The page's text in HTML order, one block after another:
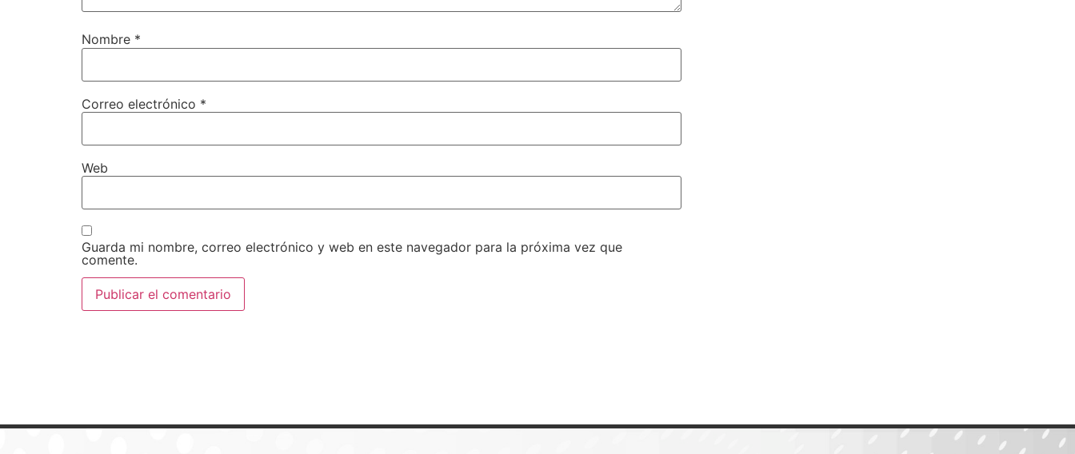
Nombre *
Correo electrónico *
Web
Guarda mi nombre, correo electrónico y web en este navegador para la próxima vez que
comente.